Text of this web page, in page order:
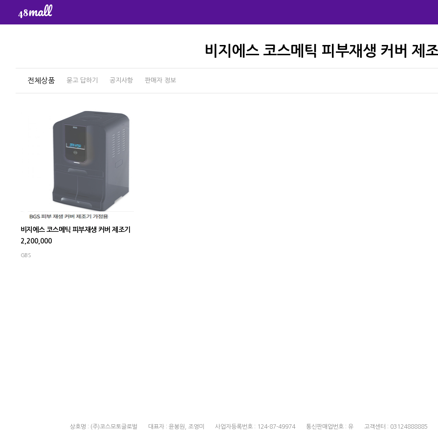
48mall
비지에스 코스메틱 피부재생 커버 제조
전체상품 묻고 답하기 공지사항 판매자 정보
비지에스 코스메틱 피부재생 커버 제조기
2,200,000
GBS
상호명 : (주)코스모토글로벌 대표자 : 윤봉원, 조영미 사업자등록번호 : 124-87-49974 통신판매업번호 : 유 고객센터 : 03124888885